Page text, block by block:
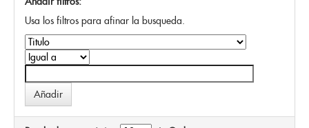
Usa los filtros para afinar la busqueda.